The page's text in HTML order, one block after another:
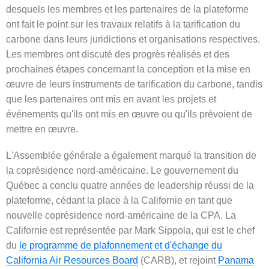
desquels les membres et les partenaires de la plateforme
ont fait le point sur les travaux relatifs à la tarification du
carbone dans leurs juridictions et organisations respectives.
Les membres ont discuté des progrès réalisés et des
prochaines étapes concernant la conception et la mise en
œuvre de leurs instruments de tarification du carbone, tandis
que les partenaires ont mis en avant les projets et
événements qu'ils ont mis en œuvre ou qu'ils prévoient de
mettre en œuvre.
L'Assemblée générale a également marqué la transition de
la coprésidence nord-américaine. Le gouvernement du
Québec a conclu quatre années de leadership réussi de la
plateforme, cédant la place à la Californie en tant que
nouvelle coprésidence nord-américaine de la CPA. La
Californie est représentée par Mark Sippola, qui est le chef
du le programme de plafonnement et d'échange du
California Air Resources Board (CARB), et rejoint Panama